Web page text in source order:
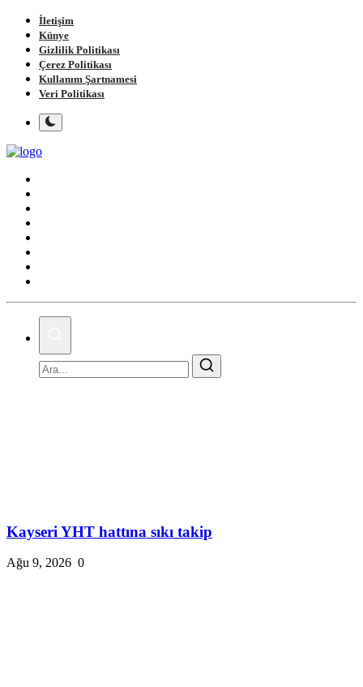
İletişim
Künye
Gizlilik Politikası
Çerez Politikası
Kullanım Şartnamesi
Veri Politikası
Kayseri YHT hattına sıkı takip
Ağu 9, 2026 0